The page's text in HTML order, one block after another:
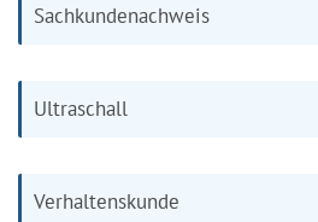
Sachkundenachweis
Ultraschall
Verhaltenskunde